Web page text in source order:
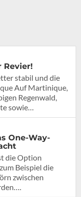
Revier!
stabil und die
Auf Martinique,
Regenwald,
sowie…
One-Way-
die Option
Beispiel die
zwischen